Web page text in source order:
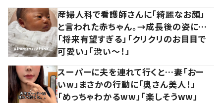
産婦人科で看護師さんに「綺麗なお顔」
と言われた赤ちゃん。→成長後の姿に…
「将来有望すぎる」「クリクリのお目目で
可愛い」「渋い～！」
スーパーに夫を連れて行くと…妻「おー
いw」まさかの行動に「奥さん美人！」
「めっちゃわかるww」「楽しそうww」